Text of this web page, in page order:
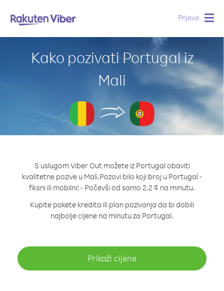
Prijava
Kako pozivati Portugal iz
Mali
S uslugom Viber Out možete iz Portugal obaviti
kvalitetne pozive u Mali.Pozovi bilo koji broj u Portugal -
fiksni ili mobilni! - Počevši od samo 2.2 ¢ na minutu.
Kupite pakete kredita ili plan pozivanja da bi dobili
najbolje cijene na minutu za Portugal.
Prikaži cijene